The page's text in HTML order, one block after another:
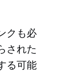
クも必
された
る可能